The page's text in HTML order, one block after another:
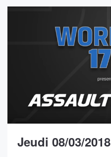
Jeudi 08/03/2018